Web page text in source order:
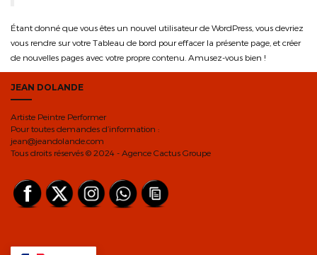
Étant donné que vous êtes un nouvel utilisateur de WordPress, vous devriez
vous rendre sur votre Tableau de bord pour effacer la présente page, et créer
de nouvelles pages avec votre propre contenu. Amusez-vous bien !
JEAN DOLANDE
Artiste Peintre Performer
Pour toutes demandes d’information :
jean@jeandolande.com
Tous droits réservés © 2024 - Agence Cactus Groupe